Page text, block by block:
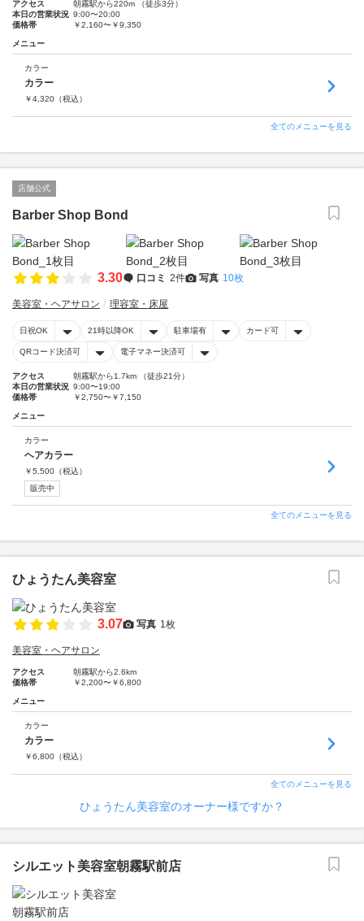
アクセス
朝霧駅から220m （徒歩3分）
本日の営業状況 9:00〜20:00
価格帯
￥2,160〜￥9,350
メニュー
カラー
カラー
￥4,320 （税込）
全てのメニューを見る
店舗公式
Barber Shop Bond
3.30 口コミ 2件 写真 10枚
美容室・ヘアサロン 理容室・床屋
日祝OK 21時以降OK 駐車場有 カード可
QRコード決済可 電子マネー決済可
アクセス
朝霧駅から1.7km （徒歩21分）
本日の営業状況 9:00〜19:00
価格帯
￥2,750〜￥7,150
メニュー
カラー
ヘアカラー
￥5,500 （税込）
販売中
全てのメニューを見る
ひょうたん美容室
3.07 写真 1枚
美容室・ヘアサロン
アクセス
朝霧駅から2.6km
価格帯
￥2,200〜￥6,800
メニュー
カラー
カラー
￥6,800 （税込）
全てのメニューを見る
ひょうたん美容室のオーナー様ですか？
シルエット美容室朝霧駅前店